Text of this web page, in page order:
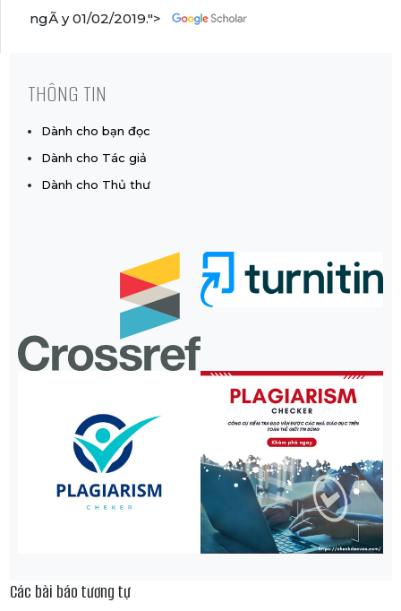
ngÃ y 01/02/2019.">
THÔNG TIN
Dành cho bạn đọc
Dành cho Tác giả
Dành cho Thủ thư
Các bài báo tương tự